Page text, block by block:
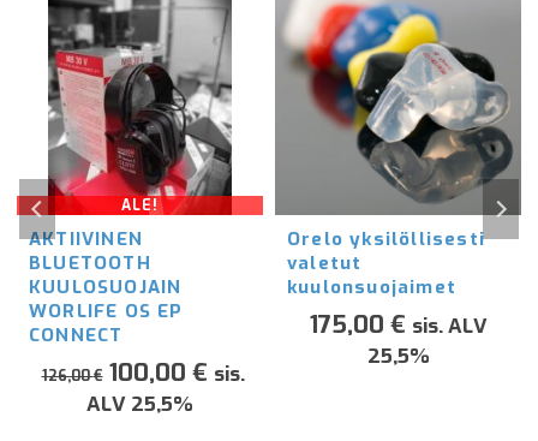
ALE!
AKTIIVINEN
BLUETOOTH
KUULOSUOJAIN
WORLIFE OS EP
CONNECT
126,00€ Alkuperäinen
hinta
100,00 €Nykyinen
sis.
ALV 25,5%
Orelo yksilöllisesti
valetut
kuulonsuojaimet
175,00 € sis. ALV
25,5%